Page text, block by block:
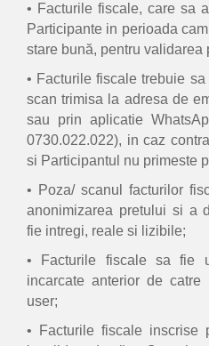
• Facturile fiscale, care sa
Participante in perioada
stare bună, pentru validarea
• Facturile fiscale trebuie
scan trimisa la adresa de
sau prin aplicatie
0730.022.022), in caz
si Participantul nu primeste
• Poza/ scanul facturilor
anonimizarea pretului si a
fie intregi, reale si lizibile;
• Facturile fiscale sa fie
incarcate anterior de
user;
• Facturile fiscale inscrise